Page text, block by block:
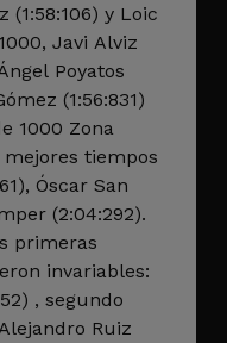
(1:58:106) y Loic
Javi Alviz
Poyatos
(1:56:831)
1000 Zona
tiempos
Óscar San
(2:04:292).
primeras
invariables:
, segundo
Ruiz